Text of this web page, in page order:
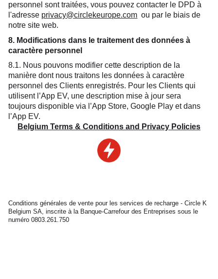
personnel sont traitées, vous pouvez contacter le DPD à
l'adresse privacy@circlekeurope.com ou par le biais de
notre site web.
8. Modifications dans le traitement des données à
caractère personnel
8.1. Nous pouvons modifier cette description de la
manière dont nous traitons les données à caractère
personnel des Clients enregistrés. Pour les Clients qui
utilisent l’App EV, une description mise à jour sera
toujours disponible via l’App Store, Google Play et dans
l’App EV.
Belgium Terms & Conditions and Privacy Policies
Conditions générales de vente pour les services de recharge - Circle K
Belgium SA, inscrite à la Banque-Carrefour des Entreprises sous le
numéro 0803.261.750